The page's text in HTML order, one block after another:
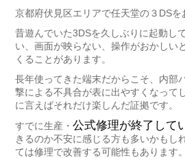
京都府伏見区エリアで任天堂の３DSを
昔遊んでいた3DSを久しぶりに起動し
い、画面が映らない、操作がおかしい
くることがあります。
長年使ってきた端末だからこそ、内部
撃による不具合が表に出やすくなって
に言えばそれだけ楽しんだ証拠です。
すでに生産・ 公式修理が終了して
きるのか不安に感じる方も多いかもし
ては修理で改善する可能性もあります。